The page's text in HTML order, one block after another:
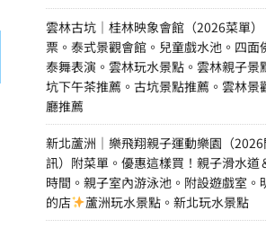
雲林古坑｜桂林映象會館（2026菜單
票。泰式景觀會館。兒童戲水池。四面
泰舞表演。雲林玩水景點。雲林親子景
坑下午茶推薦。古坑景點推薦。雲林景
廳推薦
新北蘆洲｜樂飛翔親子運動樂園（
訊）附菜單。優惠這樣買！親子滑水道
時間。親子室內游泳池。附設遊戲室。
的店
蘆洲玩水景點。新北玩水景點